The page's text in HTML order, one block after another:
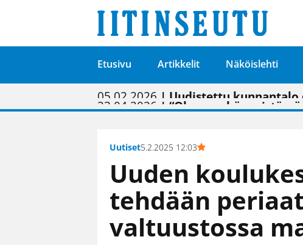
Etusivu Artikkelit Näköislehti
01.02.2026 | Painon vaihtumisen
05.02.2026 | Uudistettu kunnantalo
23.04.2026 | “Olemme
09.05.2026| "Maalla on totuttu
Uutiset5.2.2025 12:03
Uuden
tehdään
valtuustossa